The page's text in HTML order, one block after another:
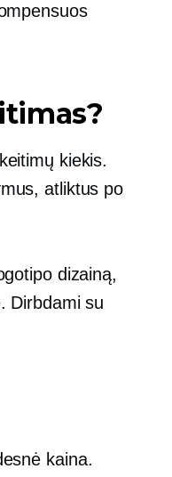
kiekis.
atliktus po
dizainą,
Dirbdami su
kaina.